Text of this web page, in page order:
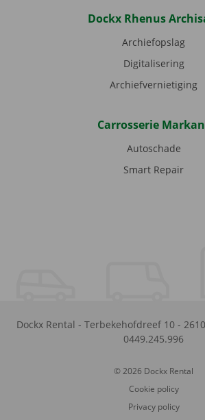
Dockx Rhenus
Archiefopslag
Digitalisering
Archiefvernietiging
Carrosserie
Autoschade
Smart Repair
Dockx Rental - Terbekehofdreef 10 - 2610
0449.245.996
© 2026 Dockx Rental
Cookie policy
Privacy policy